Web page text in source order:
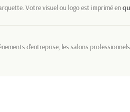
Votre visuel ou logo est imprimé en
d'entreprise, les salons